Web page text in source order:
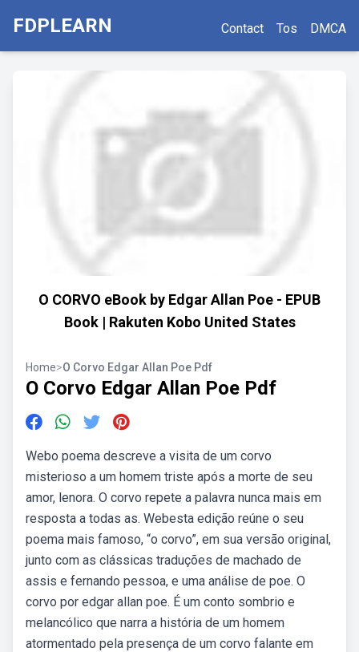
FDPLEARN Contact Tos DMCA
O CORVO eBook by Edgar Allan Poe - EPUB
Book | Rakuten Kobo United States
Home>O Corvo Edgar Allan Poe Pdf
O Corvo Edgar Allan Poe Pdf
Webo poema descreve a visita de um corvo
misterioso a um homem triste após a morte de seu
amor, lenora. O corvo repete a palavra nunca mais em
resposta a todas as. Webesta edição reúne o seu
poema mais famoso, “o corvo”, em sua versão original,
junto com as clássicas traduções de machado de
assis e fernando pessoa, e uma análise de poe. O
corvo por edgar allan poe. É um conto sombrio e
melancólico que narra a história de um homem
atormentado pela presença de um corvo falante em